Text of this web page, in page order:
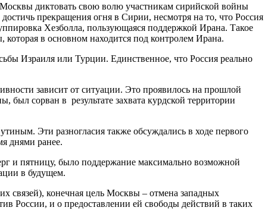
диктовать свою волю участникам сирийской войны
прекращения огня в Сирии, несмотря на то, что Россия
Хезболла, пользующаяся поддержкой Ирана. Такое
в основном находится под контролем Ирана.
Израиля или Турции. Единственное, что Россия реально
зависит от ситуации. Это проявилось на прошлой
сорван в результате захвата курдской территории
Эти разногласия также обсуждались в ходе первого
днями ранее.
и пятницу, было поддержание максимально возможной
в будущем.
связей), конечная цель Москвы – отмена западных
России, и о предоставлении ей свободы действий в таких